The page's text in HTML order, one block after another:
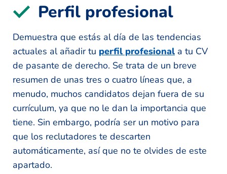
Perfil profesional
Demuestra que estás al día de las tendencias
actuales al añadir tu perfil profesional a tu CV
de pasante de derecho. Se trata de un breve
resumen de unas tres o cuatro líneas que, a
menudo, muchos candidatos dejan fuera de su
currículum, ya que no le dan la importancia que
tiene. Sin embargo, podría ser un motivo para
que los reclutadores te descarten
automáticamente, así que no te olvides de este
apartado.